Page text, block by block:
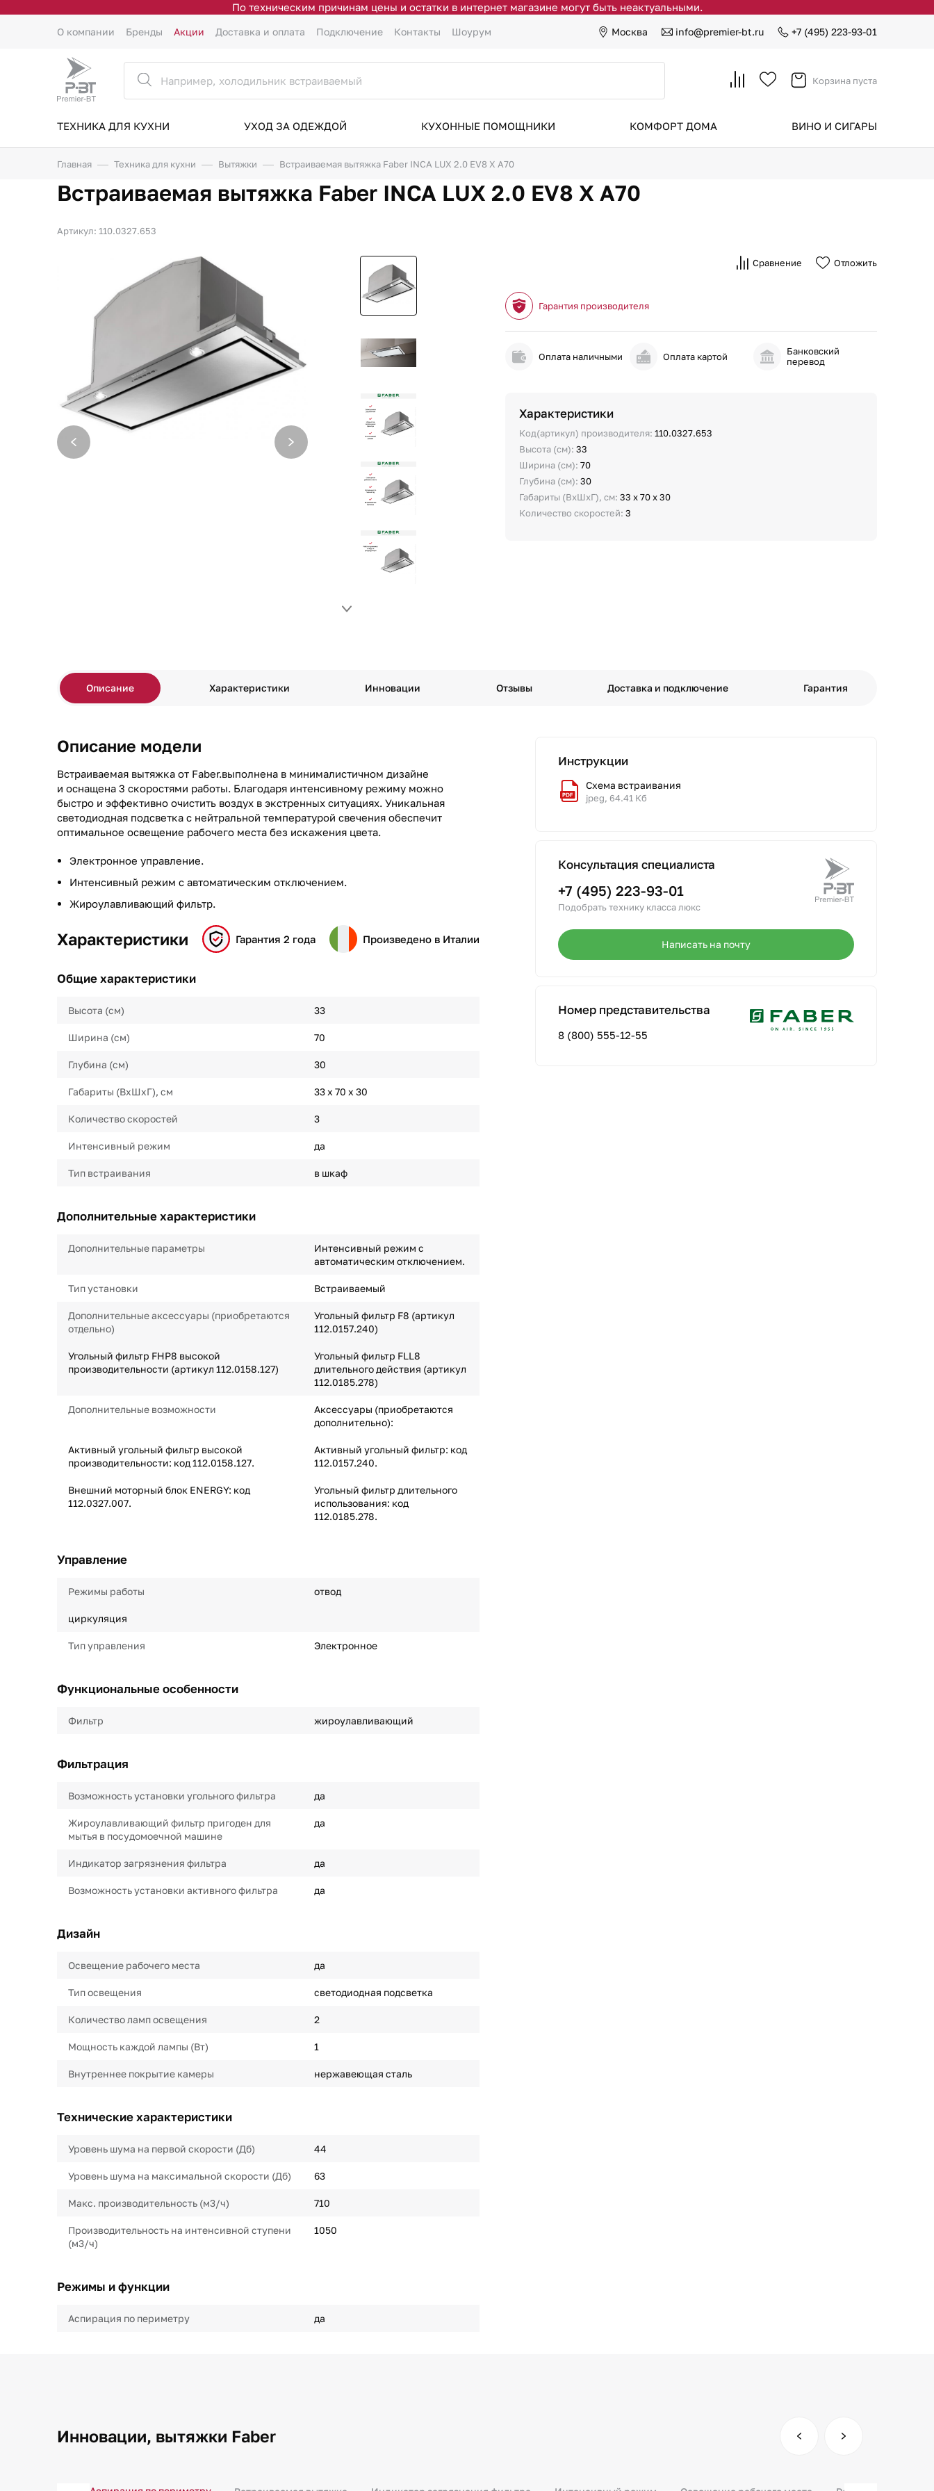
По техническим причинам цены и остатки в интернет магазине могут быть неактуальными.
О компании Бренды Акции Доставка и оплата Подключение Контакты Шоурум Москва info@premier-bt.ru +7 (495) 223-93-01
Корзина пуста
ТЕХНИКА ДЛЯ КУХНИ УХОД ЗА ОДЕЖДОЙ КУХОННЫЕ ПОМОЩНИКИ КОМФОРТ ДОМА ВИНО И СИГАРЫ
Главная Техника для кухни Вытяжки Встраиваемая вытяжка Faber INCA LUX 2.0 EV8 X A70
Встраиваемая вытяжка Faber INCA LUX 2.0 EV8 X A70
Артикул: 110.0327.653
Сравнение Отложить
Гарантия производителя
Оплата наличными Оплата картой
Банковский
перевод
Характеристики
Код(артикул) производителя:110.0327.653
Высота (см):33
Ширина (см):70
Глубина (см):30
Габариты (ВхШхГ), см:33 х 70 х 30
Количество скоростей:3
Описание Характеристики Инновации Отзывы Доставка и подключение Гарантия
Описание модели
Встраиваемая вытяжка от Faber.выполнена в минималистичном дизайне
и оснащена 3 скоростями работы. Благодаря интенсивному режиму можно
быстро и эффективно очистить воздух в экстренных ситуациях. Уникальная
светодиодная подсветка с нейтральной температурой свечения обеспечит
оптимальное освещение рабочего места без искажения цвета.
Электронное управление.
Интенсивный режим с автоматическим отключением.
Жироулавливающий фильтр.
Характеристики Гарантия 2 года Произведено в Италии
Общие характеристики
Высота (см) 33
Ширина (см) 70
Глубина (см) 30
Габариты (ВхШхГ), см 33 х 70 х 30
Количество скоростей 3
Интенсивный режим да
Тип встраивания в шкаф
Дополнительные характеристики
Дополнительные параметры
Интенсивный режим с
автоматическим отключением.
Тип установки Встраиваемый
Дополнительные аксессуары (приобретаются
отдельно)
Угольный фильтр F8 (артикул
112.0157.240)
Угольный фильтр FHP8 высокой
производительности (артикул 112.0158.127)
Угольный фильтр FLL8
длительного действия (артикул
112.0185.278)
Дополнительные возможности
Аксессуары (приобретаются
дополнительно):
Активный угольный фильтр высокой
производительности: код 112.0158.127.
Активный угольный фильтр: код
112.0157.240.
Внешний моторный блок ENERGY: код
112.0327.007.
Угольный фильтр длительного
использования: код
112.0185.278.
Управление
Режимы работы отвод
циркуляция
Тип управления Электронное
Функциональные особенности
Фильтр жироулавливающий
Фильтрация
Возможность установки угольного фильтра да
Жироулавливающий фильтр пригоден для
мытья в посудомоечной машине
да
Индикатор загрязнения фильтра да
Возможность установки активного фильтра да
Дизайн
Освещение рабочего места да
Тип освещения светодиодная подсветка
Количество ламп освещения 2
Мощность каждой лампы (Вт) 1
Внутреннее покрытие камеры нержавеющая сталь
Технические характеристики
Уровень шума на первой скорости (Дб) 44
Уровень шума на максимальной скорости (Дб) 63
Макс. производительность (м3/ч) 710
Производительность на интенсивной ступени
(м3/ч)
1050
Режимы и функции
Аспирация по периметру да
Инструкции
Схема встраивания
jpeg, 64.41 Кб
Консультация специалиста
+7 (495) 223-93-01
Подобрать технику класса люкс
Написать на почту
Номер представительства
8 (800) 555-12-55
Инновации, вытяжки Faber